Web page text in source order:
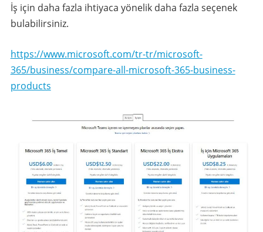
İş için daha fazla ihtiyaca yönelik daha fazla seçenek
bulabilirsiniz.
https://www.microsoft.com/tr-tr/microsoft-
365/business/compare-all-microsoft-365-business-
products